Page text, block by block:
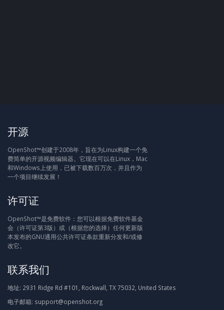
开源
OpenShot™创建于2008年，旨在为Linux构建一个免
费简单的开源视频编辑器。它现在可以在Linux，Mac
和Windows上使用，已被下载数百万次，并且作为
一个项目继续发展！
许可证
OpenShot™是免费软件：您可以根据免费软件基金
会（许可证第3版）或（根据您的选择）任何更新版
本发布的GNU通用公共许可证条款重新分发和/或修
改它。
联系我们
地址: 2931 Ridge Rd #101, Rockwall, TX 75032, United States
电子邮箱: support@openshot.org